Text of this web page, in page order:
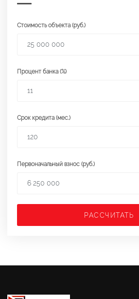
Стоимость объекта (руб.)
Процент банка (%)
Срок кредита (мес.)
Первоначальный взнос (руб.)
РАССЧИТАТЬ